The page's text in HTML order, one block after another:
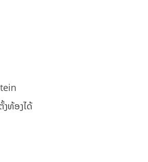
ງທ້ອງໄດ້